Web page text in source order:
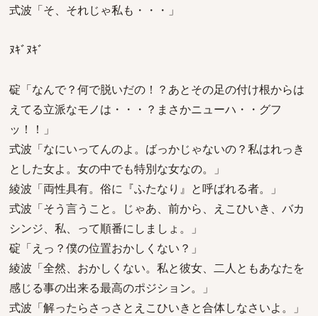
式波「そ、それじゃ私も・・・」
ﾇｷﾞﾇｷﾞ
碇「なんで？何で脱いだの！？あとその足の付け根からは
えてる立派なモノは・・・？まさかニューハ・・グフ
ッ！！」
式波「なにいってんのよ。ばっかじゃないの？私はれっき
とした女よ。女の中でも特別な女なの。」
綾波「両性具有。俗に『ふたなり』と呼ばれる者。」
式波「そう言うこと。じゃあ、前から、えこひいき、バカ
シンジ、私、って順番にしましょ。」
碇「えっ？僕の位置おかしくない？」
綾波「全然、おかしくない。私と彼女、二人ともあなたを
感じる事の出来る最高のポジション。」
式波「解ったらさっさとえこひいきと合体しなさいよ。」